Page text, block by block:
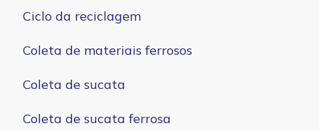
Ciclo da reciclagem
Coleta de materiais ferrosos
Coleta de sucata
Coleta de sucata ferrosa